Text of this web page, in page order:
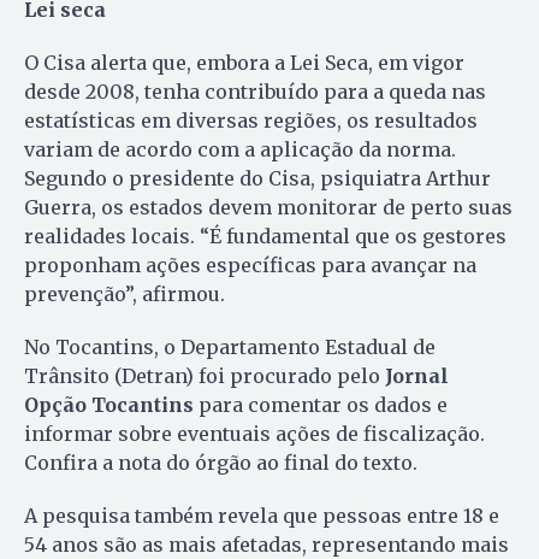
Lei seca
O Cisa alerta que, embora a Lei Seca, em vigor
desde 2008, tenha contribuído para a queda nas
estatísticas em diversas regiões, os resultados
variam de acordo com a aplicação da norma.
Segundo o presidente do Cisa, psiquiatra Arthur
Guerra, os estados devem monitorar de perto suas
realidades locais. “É fundamental que os gestores
proponham ações específicas para avançar na
prevenção”, afirmou.
No Tocantins, o Departamento Estadual de
Trânsito (Detran) foi procurado pelo Jornal
Opção Tocantins para comentar os dados e
informar sobre eventuais ações de fiscalização.
Confira a nota do órgão ao final do texto.
A pesquisa também revela que pessoas entre 18 e
54 anos são as mais afetadas, representando mais